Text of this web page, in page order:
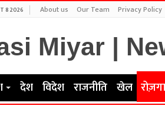
8 2026 About us Our Team Privacy Policy
देश विदेश राजनीति खेल